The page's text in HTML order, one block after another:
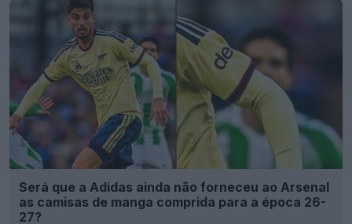
Será que a Adidas ainda não forneceu ao Arsenal
as camisas de manga comprida para a época 26-
27?